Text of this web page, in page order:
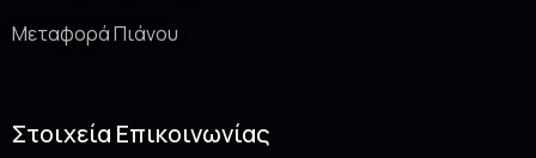
Μεταφορά Πιάνου
Στοιχεία Επικοινωνίας